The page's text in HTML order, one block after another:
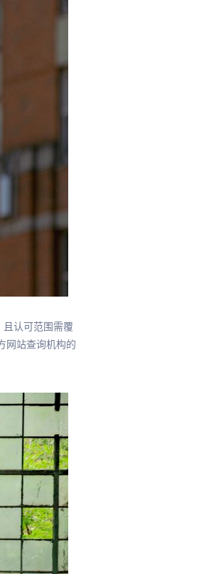
认可范围需覆
网站查询机构的